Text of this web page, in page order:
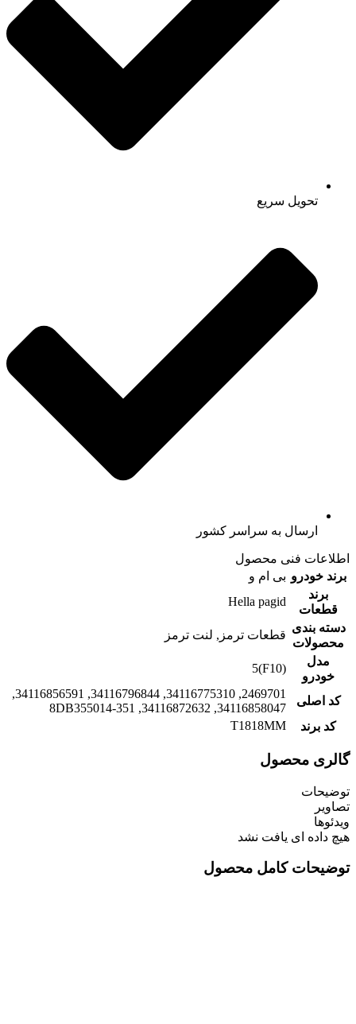
تحویل سریع
ارسال به سراسر کشور
اطلاعات فنی محصول
برند خودرو بی ام و
برند
قطعات
Hella pagid
دسته بندی
محصولات
قطعات ترمز, لنت ترمز
مدل
خودرو
(F10)5
کد اصلی
2469701, 34116775310, 34116796844, 34116856591,
34116858047, 34116872632, 8DB355014-351
کد برند
T1818MM
گالری محصول
توضیحات
تصاویر
ویدئوها
هیچ داده ای یافت نشد
توضیحات کامل محصول